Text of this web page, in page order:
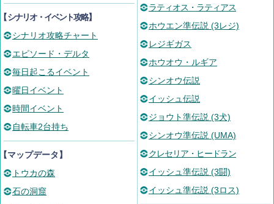
シナリオ・イベント攻略】
シナリオ攻略チャート
エピソード・デルタ
毎日起こるイベント
曜日イベント
時間イベント
自転車2台持ち
マップデータ】
トウカの森
石の洞窟
ラティオス・ラティアス
ホウエン準伝説 (3レジ)
レジギガス
ホウオウ・ルギア
シンオウ伝説
イッシュ伝説
ジョウト準伝説 (3犬)
シンオウ準伝説 (UMA)
クレセリア・ヒードラン
イッシュ準伝説 (3闘)
イッシュ準伝説 (3ロス)